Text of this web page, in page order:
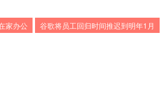
家办公 谷歌将员工回归时间推迟到明年1月